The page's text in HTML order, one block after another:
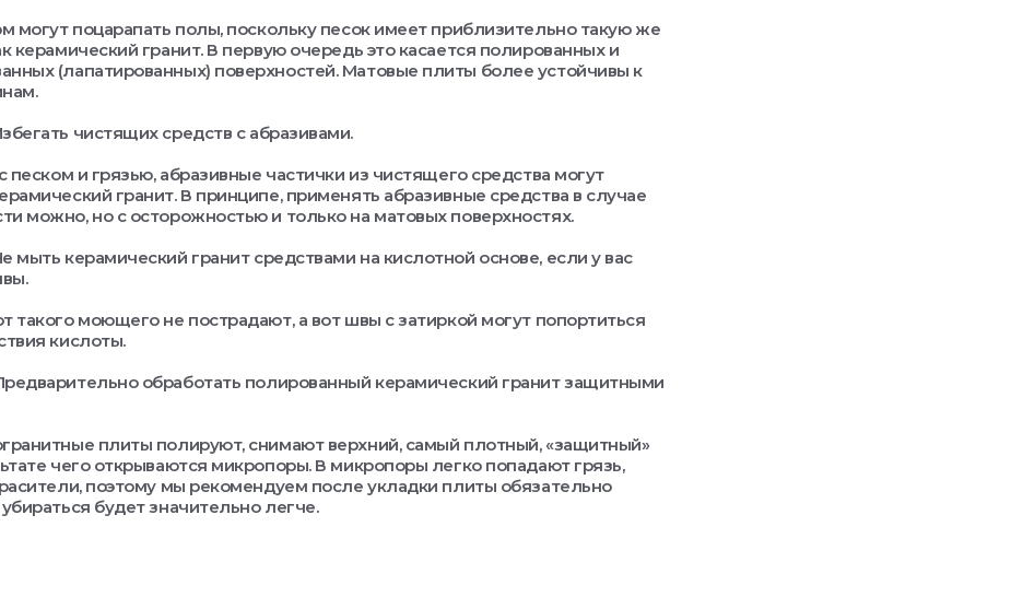
могут поцарапать полы, поскольку песок имеет приблизительно такую же
керамический гранит. В первую очередь это касается полированных и
(лапатированных) поверхностей. Матовые плиты более устойчивы к
чистящих средств с абразивами.
песком и грязью, абразивные частички из чистящего средства могут
гранит. В принципе, применять абразивные средства в случае
можно, но с осторожностью и только на матовых поверхностях.
мыть керамический гранит средствами на кислотной основе, если у вас
такого моющего не пострадают, а вот швы с затиркой могут попортиться
кислоты.
обработать полированный керамический гранит защитными
плиты полируют, снимают верхний, самый плотный, «защитный»
чего открываются микропоры. В микропоры легко попадают грязь,
поэтому мы рекомендуем после укладки плиты обязательно
будет значительно легче.